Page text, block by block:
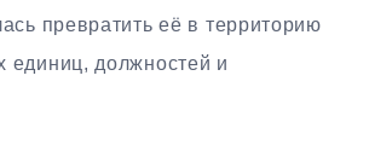
превратить её в территорию
единиц, должностей и